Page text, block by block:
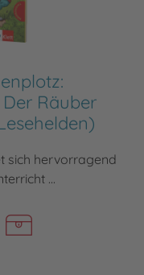
Räuber
sich hervorragend
...